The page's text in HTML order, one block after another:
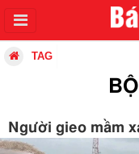
TAG
Người gieo mầm